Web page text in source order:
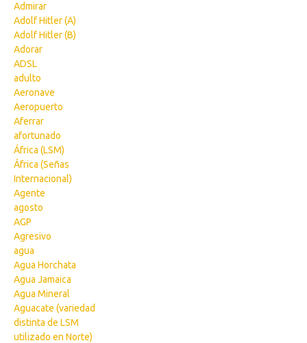
Admirar
Adolf Hitler (A)
Adolf Hitler (B)
Adorar
ADSL
adulto
Aeronave
Aeropuerto
Aferrar
afortunado
África (LSM)
África (Señas
Internacional)
Agente
agosto
AGP
Agresivo
agua
Agua Horchata
Agua Jamaica
Agua Mineral
Aguacate (variedad
distinta de LSM
utilizado en Norte)